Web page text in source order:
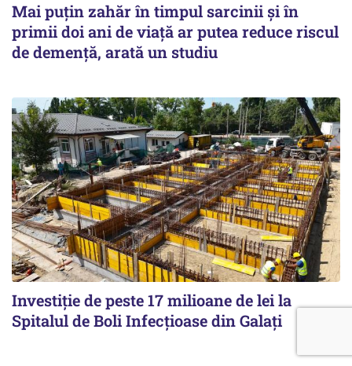
Mai puțin zahăr în timpul sarcinii și în
primii doi ani de viață ar putea reduce riscul
de demență, arată un studiu
Investiție de peste 17 milioane de lei la
Spitalul de Boli Infecțioase din Galați